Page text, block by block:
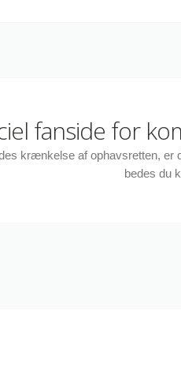
fanside for
krænkelse af ophavsretten,
bedes du